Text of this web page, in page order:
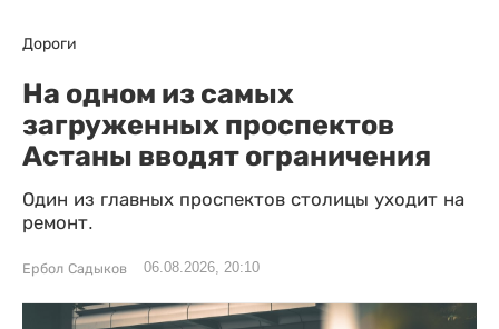
Дороги
На одном из самых
загруженных проспектов
Астаны вводят ограничения
Один из главных проспектов столицы уходит на
ремонт.
Ербол Садыков 06.08.2026, 20:10